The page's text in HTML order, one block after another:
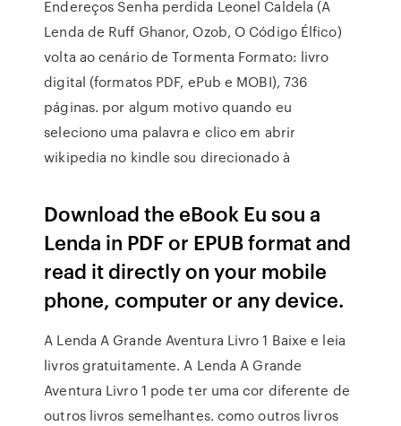
Endereços Senha perdida Leonel Caldela (A
Lenda de Ruff Ghanor, Ozob, O Código Élfico)
volta ao cenário de Tormenta Formato: livro
digital (formatos PDF, ePub e MOBI), 736
páginas. por algum motivo quando eu
seleciono uma palavra e clico em abrir
wikipedia no kindle sou direcionado à
Download the eBook Eu sou a
Lenda in PDF or EPUB format and
read it directly on your mobile
phone, computer or any device.
A Lenda A Grande Aventura Livro 1 Baixe e leia
livros gratuitamente. A Lenda A Grande
Aventura Livro 1 pode ter uma cor diferente de
outros livros semelhantes. como outros livros